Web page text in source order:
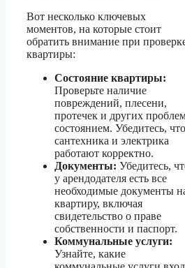
Вот несколько ключевых
моментов, на которые стоит
обратить внимание при
квартиры:
Состояние квартиры:
Проверьте наличие
повреждений, плесени,
протечек и других
состоянием. Убедитесь, что
сантехника и электрика
работают корректно.
Документы: Убедитесь,
у арендодателя есть все
необходимые документы
квартиру, включая
свидетельство о праве
собственности и паспорт.
Коммунальные услуги:
Узнайте, какие